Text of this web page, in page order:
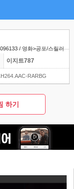
/ 영화>공포/스릴러
이지트787
RARBG
하기